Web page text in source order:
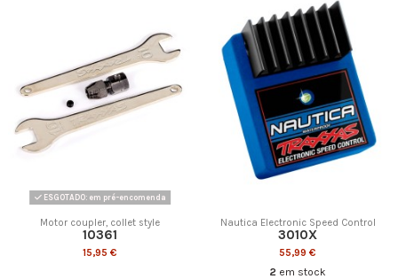
ESGOTADO: em pré-encomenda
Motor coupler, collet style
10361
15,95 €
Nautica Electronic Speed Control
3010X
55,99 €
2 em stock